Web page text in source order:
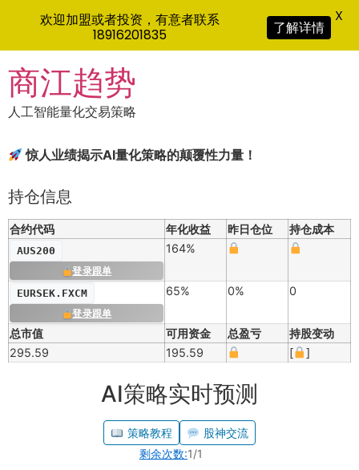
to
content
商江趋势
人工智能量化交易策略
惊人业绩揭示AI量化策略的颠覆性力量！
持仓信息
合约代码 年化收益 昨日仓位 持仓成本
AUS200
登录跟单
164%
EURSEK.FXCM
登录跟单
65% 0% 0
总市值 可用资金 总盈亏
持股变动
295.59
195.59 [ ]
AI策略实时预测
策略教程
股神交流
剩余次数:1/1
欢迎加盟或者投资，有意者联系
18916201835
了解详情
X